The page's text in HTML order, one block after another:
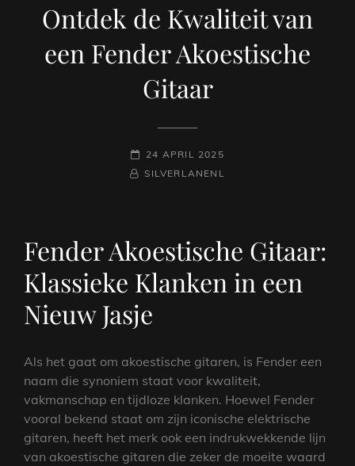
Ontdek de Kwaliteit van
een Fender Akoestische
Gitaar
GEPLAATST
OP
24 APRIL 2025
NAAMREGEL
BYLINE
SILVERLANENL
Fender Akoestische Gitaar:
Klassieke Klanken in een
Nieuw Jasje
Als het gaat om akoestische gitaren, is Fender een
naam die synoniem staat voor kwaliteit,
vakmanschap en tijdloze klanken. Hoewel Fender
vooral bekend staat om zijn iconische elektrische
gitaren, heeft het merk ook een indrukwekkende lijn
van akoestische gitaren die zeker de moeite waard